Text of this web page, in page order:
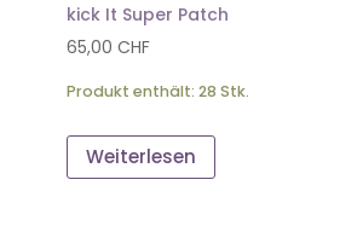
kick It Super Patch
65,00 CHF
Produkt enthält: 28 Stk.
Weiterlesen